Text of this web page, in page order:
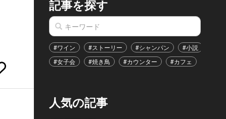
記事を探す
#ワイン #ストーリー #シャンパン #小説
#女子会
#焼き鳥 #カウンター #カフェ
人気の記事